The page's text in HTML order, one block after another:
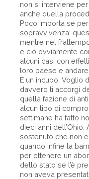
non si interviene
anche quella
Poco importa se
sopravvivenza:
mentre nel
e ciò ovviamente
alcuni casi con
loro paese e
È un incubo. Voglio
davvero ti accorgi
quella fazione di
alcun tipo di
settimane ha fatto
dieci anni
sostenuto che non
quando infine la
per ottenere un
dello stato se l’è
non aveva